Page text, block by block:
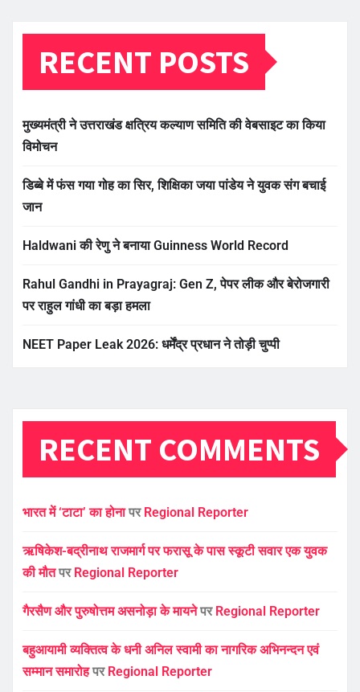
RECENT POSTS
मुख्यमंत्री ने उत्तराखंड क्षत्रिय कल्याण समिति की वेबसाइट का किया
विमोचन
डिब्बे में फंस गया गोह का सिर, शिक्षिका जया पांडेय ने युवक संग बचाई
जान
Haldwani की रेणु ने बनाया Guinness World Record
Rahul Gandhi in Prayagraj: Gen Z, पेपर लीक और बेरोजगारी
पर राहुल गांधी का बड़ा हमला
NEET Paper Leak 2026: धर्मेंद्र प्रधान ने तोड़ी चुप्पी
RECENT COMMENTS
भारत में ‘टाटा’ का होनापर Regional Reporter
ऋषिकेश-बद्रीनाथ राजमार्ग पर फरासू के पास स्कूटी सवार एक युवक
की मौतपर Regional Reporter
गैरसैण और पुरुषोत्तम असनोड़ा के मायनेपर Regional Reporter
बहुआयामी व्यक्तित्व के धनी अनिल स्वामी का नागरिक अभिनन्दन एवं
सम्मान समारोहपर Regional Reporter